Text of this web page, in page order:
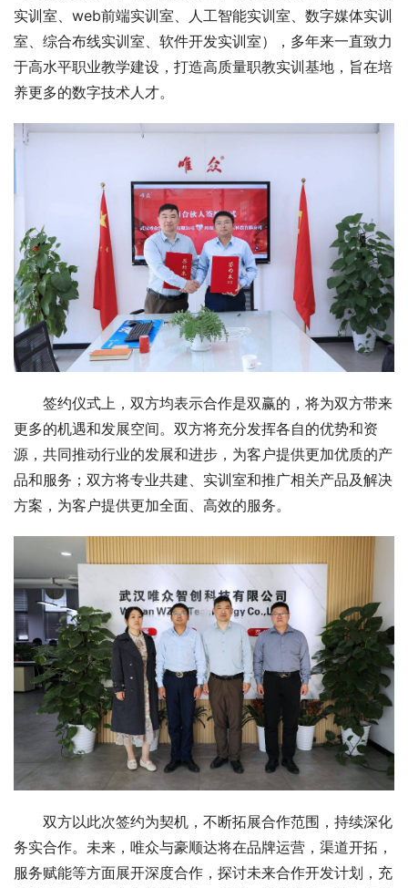
实训室、web前端实训室、人工智能实训室、数字媒体实训
室、综合布线实训室、软件开发实训室），多年来一直致力
于高水平职业教学建设，打造高质量职教实训基地，旨在培
养更多的数字技术人才。
签约仪式上，双方均表示合作是双赢的，将为双方带来
更多的机遇和发展空间。双方将充分发挥各自的优势和资
源，共同推动行业的发展和进步，为客户提供更加优质的产
品和服务；双方将专业共建、实训室和推广相关产品及解决
方案，为客户提供更加全面、高效的服务。
双方以此次签约为契机，不断拓展合作范围，持续深化
务实合作。未来，唯众与豪顺达将在品牌运营，渠道开拓，
服务赋能等方面展开深度合作，探讨未来合作开发计划，充